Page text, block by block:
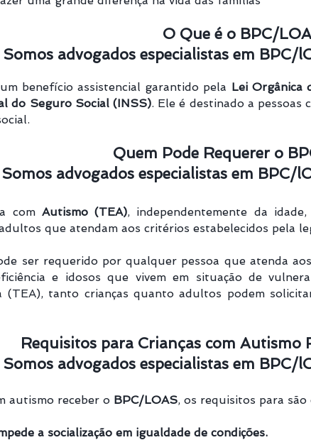
O Que é o BPC/
Somos advogados especialistas em BPC/
benefício assistencial garantido pela Lei Orgânica
do Seguro Social (INSS). Ele é destinado a pessoas
Quem Pode Requerer o
Somos advogados especialistas em BPC/
com Autismo (TEA), independentemente da
que atendam aos critérios estabelecidos pela
ser requerido por qualquer pessoa que atenda
e idosos que vivem em situação de
(TEA), tanto crianças quanto adultos podem
Requisitos para Crianças com Autismo
Somos advogados especialistas em BPC/
autismo receber o BPC/LOAS, os requisitos para são
a socialização em igualdade de condições.